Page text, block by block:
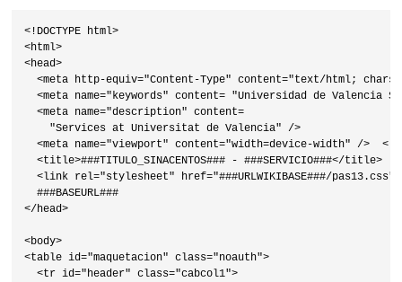
<!DOCTYPE html>
<html>
<head>
<meta http-equiv="Content-Type" content="text/html;
<meta name="keywords" content= "Universidad de Valencia
  <meta name="description" content=
    "Services at Universitat de Valencia" />
<meta name="viewport" content="width=device-width" />
  <title>###TITULO_SINACENTOS### - ###SERVICIO###</title>
<link rel="stylesheet" href="###URLWIKIBASE###/pas13.css"
  ###BASEURL###
</head>
<body>
<table id="maquetacion" class="noauth">
  <tr id="header" class="cabcol1">